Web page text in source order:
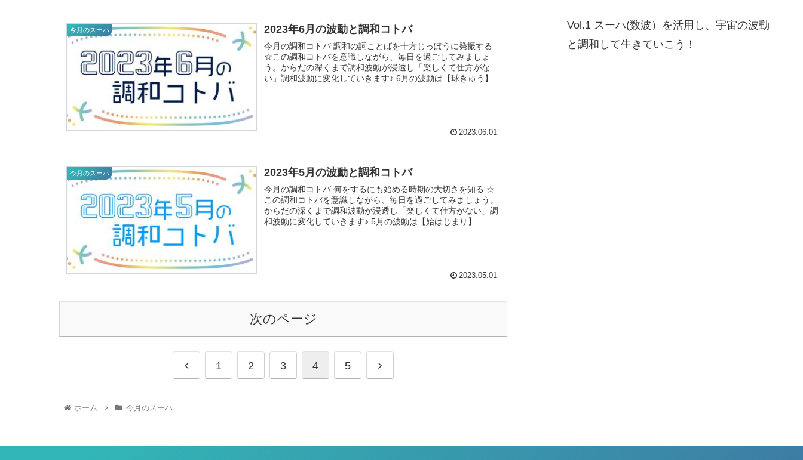
今月のスーハ 2023年6月の波動と調和コトバ
今月の調和コトバ 調和の詞ことばを十方じっぽうに発振する
☆この調和コトバを意識しながら、毎日を過ごしてみましょ
う。からだの深くまで調和波動が浸透し「楽しくて仕方がな
い」調和波動に変化していきます♪ 6月の波動は【球きゅう】...
2023.06.01
今月のスーハ 2023年5月の波動と調和コトバ
今月の調和コトバ 何をするにも始める時期の大切さを知る ☆
この調和コトバを意識しながら、毎日を過ごしてみましょう。
からだの深くまで調和波動が浸透し「楽しくて仕方がない」調
和波動に変化していきます♪ 5月の波動は【始はじまり】...
2023.05.01
次のページ
1 2 3 4 5
ホーム 今月のスーハ
Vol.1 スーハ(数波）を活用し、宇宙の波動
と調和して生きていこう！